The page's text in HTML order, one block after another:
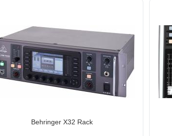
Behringer X32 Rack